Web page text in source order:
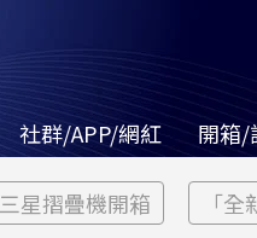
社群/APP/網紅 開箱/
三星摺疊機開箱 「